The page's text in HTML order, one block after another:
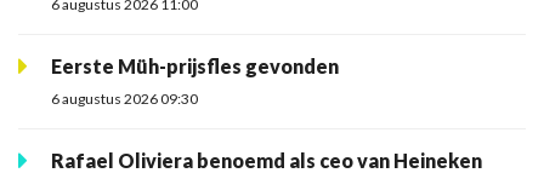
6 augustus 2026 11:00
Eerste Müh-prijsfles gevonden
6 augustus 2026 09:30
Rafael Oliviera benoemd als ceo van Heineken